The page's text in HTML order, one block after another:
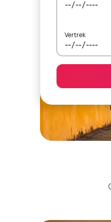
Vertrek